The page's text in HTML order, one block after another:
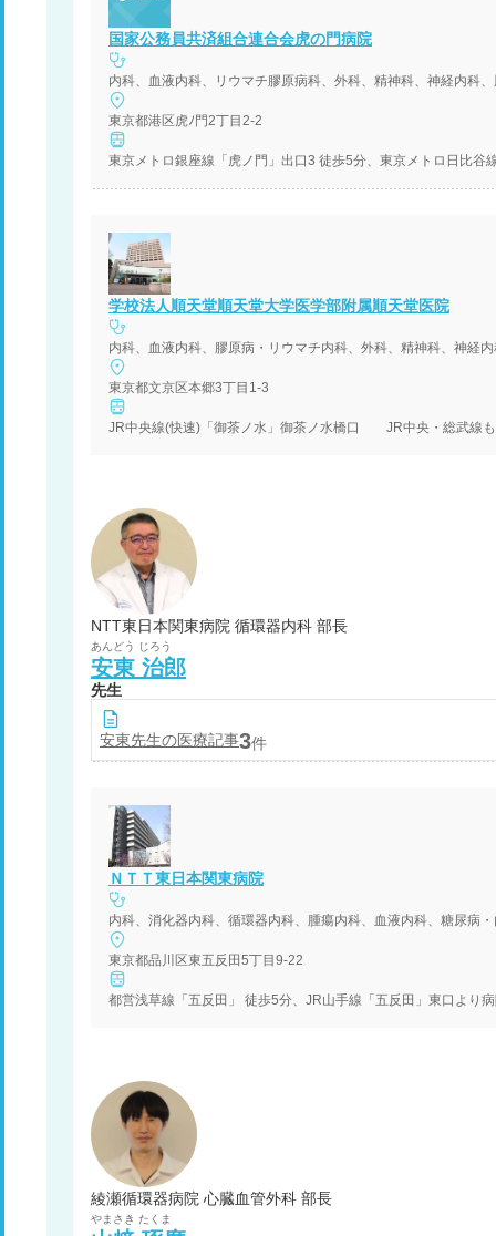
国家公務員共済組合連合会虎の門病院
東京都港区虎ﾉ門2丁目2-2
東京メトロ銀座線「虎ノ門」出口3 徒歩5分、東京メトロ日比谷
学校法人順天堂順天堂大学医学部附属順天堂医院
東京都文京区本郷3丁目1-3
NTT東日本関東病院 循環器内科 部長
あんどう じろう
安東 治郎
先生
安東先生の医療記事3件
ＮＴＴ東日本関東病院
東京都品川区東五反田5丁目9-22
都営浅草線「五反田」 徒歩5分、JR山手線「五反田」東口より
綾瀬循環器病院 心臓血管外科 部長
やまさき たくま